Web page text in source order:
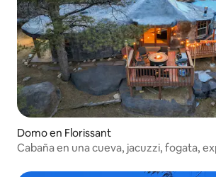
Domo en Florissant
Cabaña en una cueva, jacuzzi, fogata,